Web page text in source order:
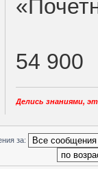
54 900
Делись знаниями,
за: